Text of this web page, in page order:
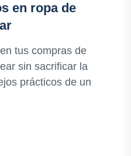
en ropa de
tus compras de
sin sacrificar la
prácticos de un